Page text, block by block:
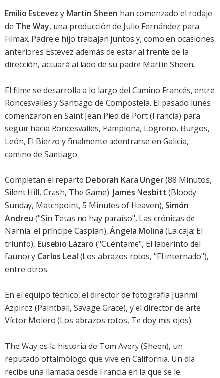
Emilio Estevez y Martin Sheen han comenzado el rodaje
de The Way, una producción de Julio Fernández para
Filmax. Padre e hijo trabajan juntos y, como en ocasiones
anteriores Estevez además de estar al frente de la
dirección, actuará al lado de su padre Martin Sheen.
El filme se desarrolla a lo largo del Camino Francés, entre
Roncesvalles y Santiago de Compostela. El pasado lunes
comenzaron en Saint Jean Pied de Port (Francia) para
seguir hacia Roncesvalles, Pamplona, Logroño, Burgos,
León, El Bierzo y finalmente adentrarse en Galicia,
camino de Santiago.
Completan el reparto Deborah Kara Unger(88 Minutos,
Silent Hill, Crash, The Game), James Nesbitt (Bloody
Sunday, Matchpoint, 5 Minutes of Heaven), Simón
Andreu ("Sin Tetas no hay paraíso", Las crónicas de
Narnia: el príncipe Caspian), Ángela Molina (La caja; El
triunfo), Eusebio Lázaro ("Cuéntame", El laberinto del
fauno) y Carlos Leal (Los abrazos rotos, "El internado"),
entre otros.
En el equipo técnico, el director de fotografía Juanmi
Azpiroz (Paintball, Savage Grace), y el director de arte
Víctor Molero (Los abrazos rotos, Te doy mis ojos).
The Wayes la historia de Tom Avery (Sheen), un
reputado oftalmólogo que vive en California. Un día
recibe una llamada desde Francia en la que se le